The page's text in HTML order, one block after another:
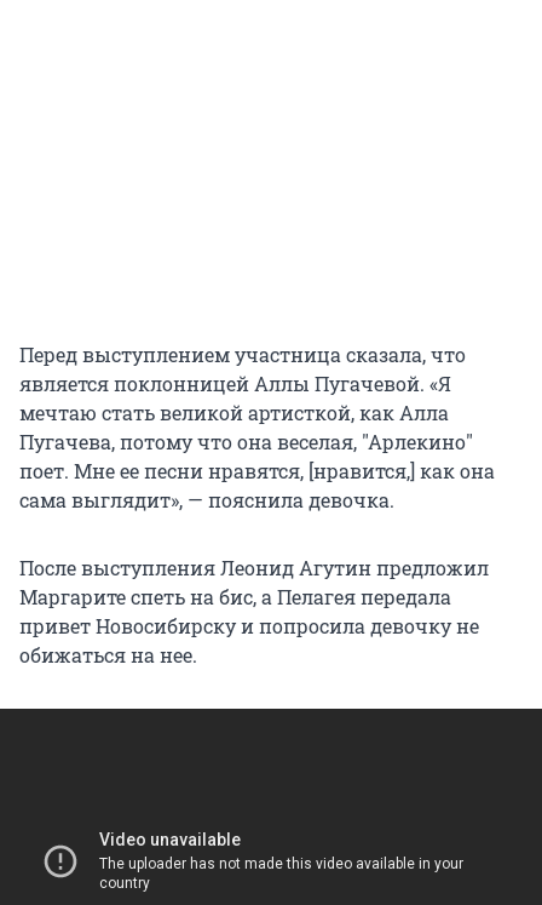
Перед выступлением участница сказала, что
является поклонницей Аллы Пугачевой. «Я
мечтаю стать великой артисткой, как Алла
Пугачева, потому что она веселая, "Арлекино"
поет. Мне ее песни нравятся, [нравится,] как она
сама выглядит», — пояснила девочка.
После выступления Леонид Агутин предложил
Маргарите спеть на бис, а Пелагея передала
привет Новосибирску и попросила девочку не
обижаться на нее.